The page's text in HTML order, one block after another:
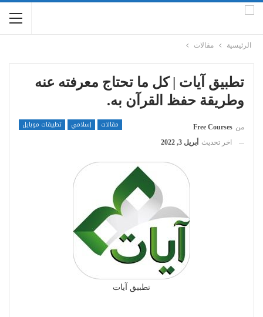
الرئيسية مقالات
تطبيق آيات | كل ما تحتاج معرفته عنه
وطريقة حفظ القرآن به.
مقالات إسلامي تطبيقات موبايل من Free Courses
اخر تحديث
أبريل 3, 2022
تطبيق آيات